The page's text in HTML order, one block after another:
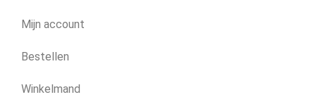
Mijn account
Bestellen
Winkelmand